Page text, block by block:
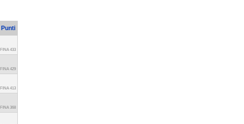
Punti
FINA 433
FINA 429
FINA 413
FINA 368